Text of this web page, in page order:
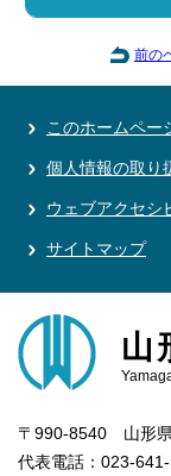
前の
このホームペー
個人情報の取り
ウェブアクセシ
サイトマップ
山
〒990-8540 山形
代表電話：023-